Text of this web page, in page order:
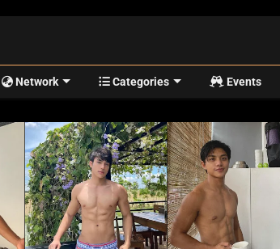
Network Categories Events
Navirgin Ko Ang
Batang Palaboy